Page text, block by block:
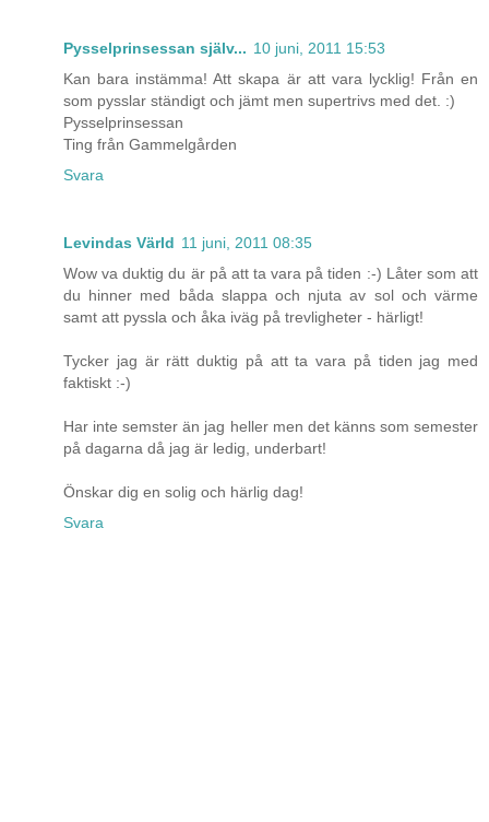
Pysselprinsessan själv... 10 juni, 2011 15:53
Kan bara instämma! Att skapa är att vara lycklig! Från en
som pysslar ständigt och jämt men supertrivs med det. :)
Pysselprinsessan
Ting från Gammelgården
Svara
Levindas Värld 11 juni, 2011 08:35
Wow va duktig du är på att ta vara på tiden :-) Låter som att
du hinner med båda slappa och njuta av sol och värme
samt att pyssla och åka iväg på trevligheter - härligt!
Tycker jag är rätt duktig på att ta vara på tiden jag med
faktiskt :-)
Har inte semster än jag heller men det känns som semester
på dagarna då jag är ledig, underbart!
Önskar dig en solig och härlig dag!
Svara